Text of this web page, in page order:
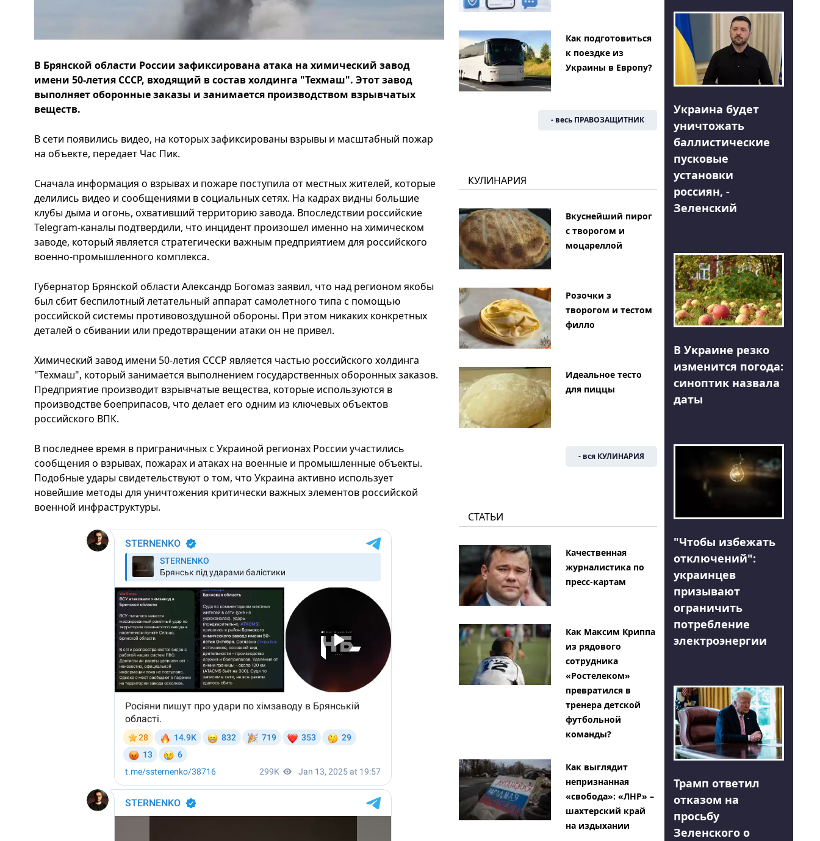
В Брянской области России зафиксирована атака на химический завод
имени 50-летия СССР, входящий в состав холдинга "Техмаш". Этот завод
выполняет оборонные заказы и занимается производством взрывчатых
веществ.
В сети появились видео, на которых зафиксированы взрывы и масштабный пожар
на объекте, передает Час Пик.
Сначала информация о взрывах и пожаре поступила от местных жителей, которые
делились видео и сообщениями в социальных сетях. На кадрах видны большие
клубы дыма и огонь, охвативший территорию завода. Впоследствии российские
Telegram-каналы подтвердили, что инцидент произошел именно на химическом
заводе, который является стратегически важным предприятием для российского
военно-промышленного комплекса.
Губернатор Брянской области Александр Богомаз заявил, что над регионом якобы
был сбит беспилотный летательный аппарат самолетного типа с помощью
российской системы противовоздушной обороны. При этом никаких конкретных
деталей о сбивании или предотвращении атаки он не привел.
Химический завод имени 50-летия СССР является частью российского холдинга
"Техмаш", который занимается выполнением государственных оборонных заказов.
Предприятие производит взрывчатые вещества, которые используются в
производстве боеприпасов, что делает его одним из ключевых объектов
российского ВПК.
В последнее время в приграничных с Украиной регионах России участились
сообщения о взрывах, пожарах и атаках на военные и промышленные объекты.
Подобные удары свидетельствуют о том, что Украина активно использует
новейшие методы для уничтожения критически важных элементов российской
военной инфраструктуры.
Как подготовиться
к поездке из
Украины в Европу?
- весь ПРАВОЗАЩИТНИК
КУЛИНАРИЯ
Вкуснейший пирог
с творогом и
моцареллой
Розочки з
творогом и тестом
филло
Идеальное тесто
для пиццы
- вся КУЛИНАРИЯ
СТАТЬИ
Качественная
журналистика по
пресс-картам
Как Максим Криппа
из рядового
сотрудника
«Ростелеком»
превратился в
тренера детской
футбольной
команды?
Как выглядит
непризнанная
«свобода»: «ЛНР» –
шахтерский край
на издыхании
Украина будет
уничтожать
баллистические
пусковые
установки
россиян, -
Зеленский
В Украине резко
изменится погода:
синоптик назвала
даты
"Чтобы избежать
отключений":
украинцев
призывают
ограничить
потребление
электроэнергии
Трамп ответил
отказом на
просьбу
Зеленского о